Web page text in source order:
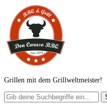
Grillen mit dem Grillweltmeister!